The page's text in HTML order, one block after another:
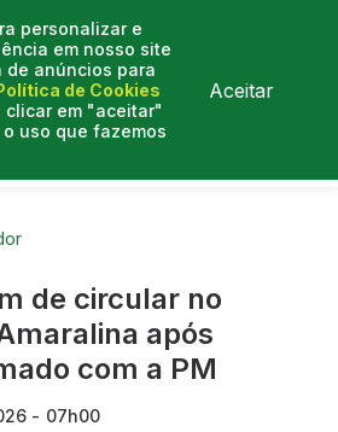
personalizar e
em nosso site
de anúncios para
de Cookies
clicar em "aceitar"
uso que fazemos
Aceitar
de circular no
após
com a PM
- 07h00